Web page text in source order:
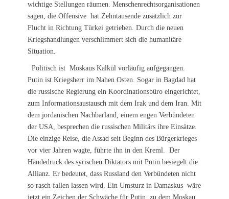
wichtige Stellungen räumen. Menschenrechtsorganisationen
sagen, die Offensive hat Zehntausende zusätzlich zur
Flucht in Richtung Türkei getrieben. Durch die neuen
Kriegshandlungen verschlimmert sich die humanitäre
Situation.
Politisch ist Moskaus Kalkül vorläufig aufgegangen.
Putin ist Kriegsherr im Nahen Osten. Sogar in Bagdad hat
die russische Regierung ein Koordinationsbüro eingerichtet,
zum Informationsaustausch mit dem Irak und dem Iran. Mit
dem jordanischen Nachbarland, einem engen Verbündeten
der USA, besprechen die russischen Militärs ihre Einsätze.
Die einzige Reise, die Assad seit Beginn des Bürgerkrieges
vor vier Jahren wagte, führte ihn in den Kreml. Der
Händedruck des syrischen Diktators mit Putin besiegelt die
Allianz. Er bedeutet, dass Russland den Verbündeten nicht
so rasch fallen lassen wird. Ein Umsturz in Damaskus wäre
jetzt ein Zeichen der Schwäche für Putin, zu dem Moskau